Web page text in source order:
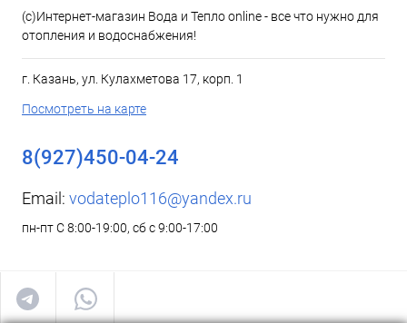
(c)Интернет-магазин Вода и Тепло online - все что нужно для
отопления и водоснабжения!
г. Казань, ул. Кулахметова 17, корп. 1
Посмотреть на карте
8(927)450-04-24
Email: vodateplo116@yandex.ru
пн-пт С 8:00-19:00, сб с 9:00-17:00